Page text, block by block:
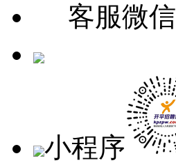
客服微信
小程序